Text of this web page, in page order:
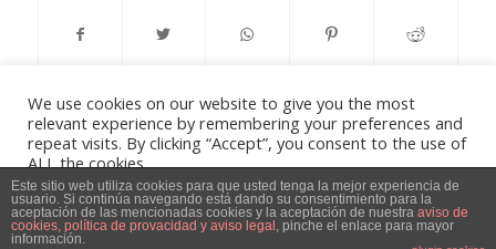
Aviso Legal, Política de privacidad y Política de Cookies-powered by
Este sitio web utiliza cookies para que usted tenga la mejor experiencia de
usuario. Si continúa navegando está dando su consentimiento para la
aceptación de las mencionadas cookies y la aceptación de nuestra aviso de
cookies, política de provacidad y aviso legal , pinche el enlace para mayor
información.
We use cookies on our website to give you the most
relevant experience by remembering your preferences and
repeat visits. By clicking “Accept”, you consent to the use of
ALL the cookies.
Do not sell my personal information.
Cookie Settings Accept